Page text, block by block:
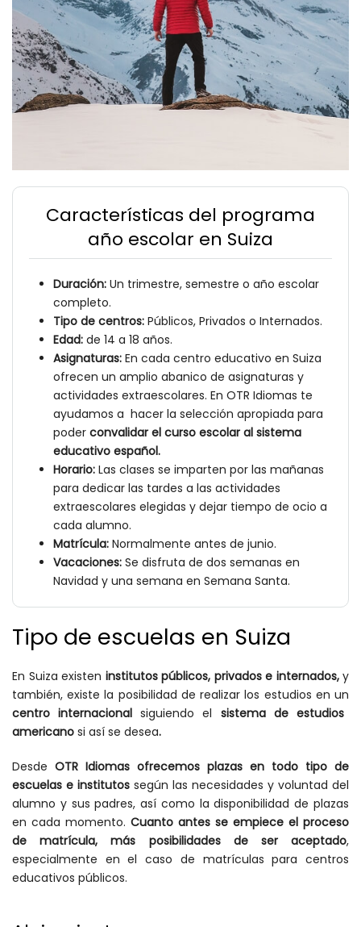
Características del programa
año escolar en Suiza
Duración: Un trimestre, semestre o año escolar
completo.
Tipo de centros: Públicos, Privados o Internados.
Edad: de 14 a 18 años.
Asignaturas: En cada centro educativo en Suiza
ofrecen un amplio abanico de asignaturas y
actividades extraescolares. En OTR Idiomas te
ayudamos a hacer la selección apropiada para
poder convalidar el curso escolar al sistema
educativo español.
Horario: Las clases se imparten por las mañanas
para dedicar las tardes a las actividades
extraescolares elegidas y dejar tiempo de ocio a
cada alumno.
Matrícula: Normalmente antes de junio.
Vacaciones: Se disfruta de dos semanas en
Navidad y una semana en Semana Santa.
Tipo de escuelas en Suiza
En Suiza existen institutos públicos, privados e internados,y
también, existe la posibilidad de realizar los estudios en un
centro internacionalsiguiendo el sistema de estudios
americano si así se desea.
Desde OTR Idiomas ofrecemos plazas en todo tipo de
escuelas e institutos según las necesidades y voluntad del
alumno y sus padres, así como la disponibilidad de plazas
en cada momento. Cuanto antes se empiece el proceso
de matrícula, más posibilidades de ser aceptado,
especialmente en el caso de matrículas para centros
educativos públicos.